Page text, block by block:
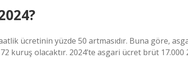
ücretinin yüzde 50 artmasıdır. Buna göre,
kuruş olacaktır. 2024’te asgari ücret brüt 17.000